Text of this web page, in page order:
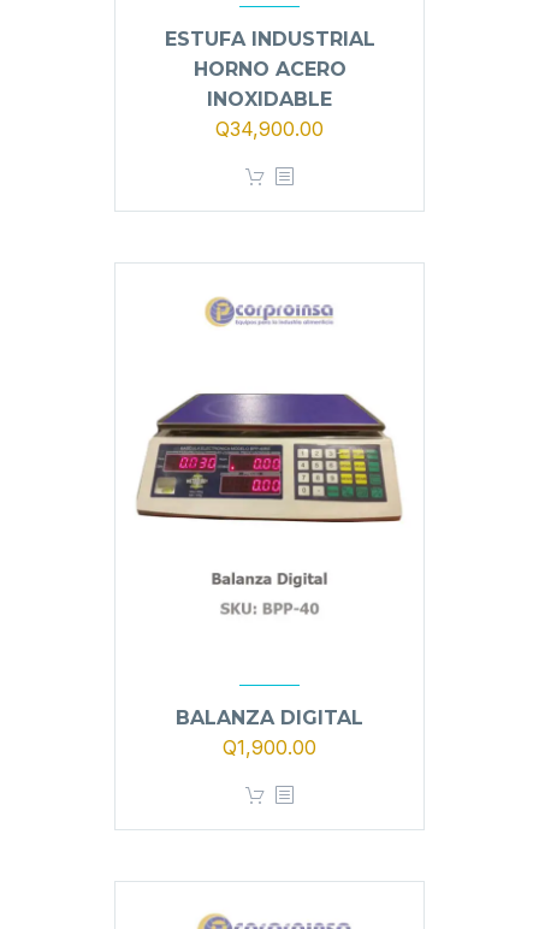
ESTUFA INDUSTRIAL
HORNO ACERO
INOXIDABLE
Q34,900.00
BALANZA DIGITAL
Q1,900.00